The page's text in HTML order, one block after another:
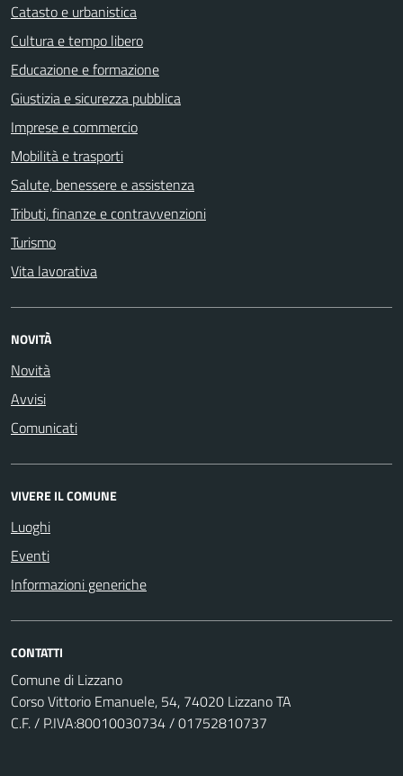
Catasto e urbanistica
Cultura e tempo libero
Educazione e formazione
Giustizia e sicurezza pubblica
Imprese e commercio
Mobilità e trasporti
Salute, benessere e assistenza
Tributi, finanze e contravvenzioni
Turismo
Vita lavorativa
NOVITÀ
Novità
Avvisi
Comunicati
VIVERE IL COMUNE
Luoghi
Eventi
Informazioni generiche
CONTATTI
Comune di Lizzano
Corso Vittorio Emanuele, 54, 74020 Lizzano TA
C.F. / P.IVA:80010030734 / 01752810737